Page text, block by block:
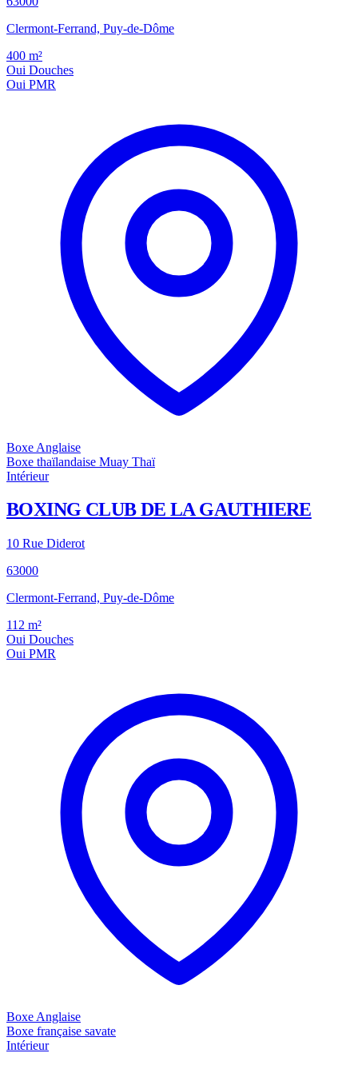
Clermont-Ferrand, Puy-de-Dôme
400 m²
Oui Douches
Oui PMR
Boxe Anglaise
Boxe thaïlandaise Muay Thaï
Intérieur
BOXING CLUB DE LA GAUTHIERE
10 Rue Diderot
63000
Clermont-Ferrand, Puy-de-Dôme
112 m²
Oui Douches
Oui PMR
Boxe Anglaise
Boxe française savate
Intérieur